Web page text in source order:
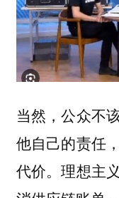
当然，公众不
他自己的责任
代价。理想主